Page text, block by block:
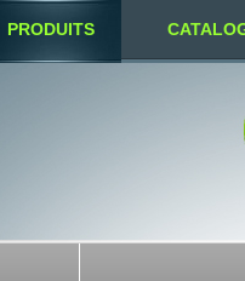
PRODUITS